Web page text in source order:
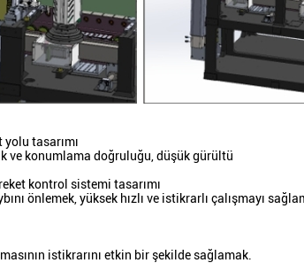
yolu tasarımı
ve konumlama doğruluğu, düşük gürültü
kontrol sistemi tasarımı
önlemek, yüksek hızlı ve istikrarlı çalışmayı
istikrarını etkin bir şekilde sağlamak.